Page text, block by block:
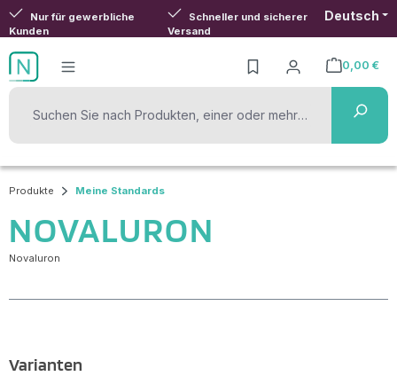
Zum Hauptinhalt springen
Nur für gewerbliche
Kunden
Schneller und sicherer
Versand
Deutsch
0,00 €
Warenkorb
Produkte Meine Standards
NOVALURON
Novaluron
Varianten